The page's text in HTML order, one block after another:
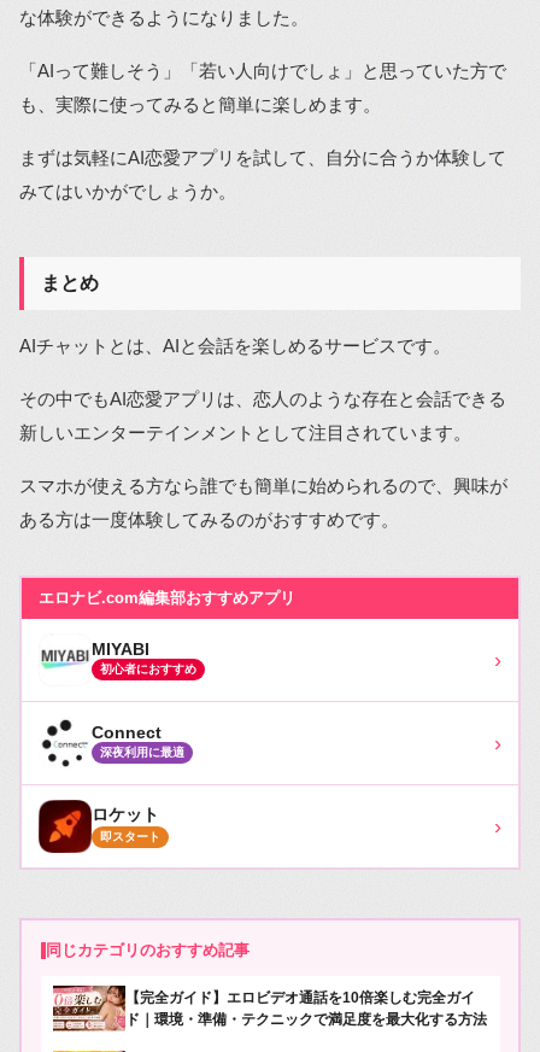
な体験ができるようになりました。
「AIって難しそう」「若い人向けでしょ」と思っていた方で
も、実際に使ってみると簡単に楽しめます。
まずは気軽にAI恋愛アプリを試して、自分に合うか体験して
みてはいかがでしょうか。
まとめ
AIチャットとは、AIと会話を楽しめるサービスです。
その中でもAI恋愛アプリは、恋人のような存在と会話できる
新しいエンターテインメントとして注目されています。
スマホが使える方なら誰でも簡単に始められるので、興味が
ある方は一度体験してみるのがおすすめです。
エロナビ.com編集部おすすめアプリ
MIYABI
初心者におすすめ ›
Connect
深夜利用に最適 ›
ロケット
即スタート ›
同じカテゴリのおすすめ記事
【完全ガイド】エロビデオ通話を10倍楽しむ完全ガイ
ド｜環境・準備・テクニックで満足度を最大化する方法